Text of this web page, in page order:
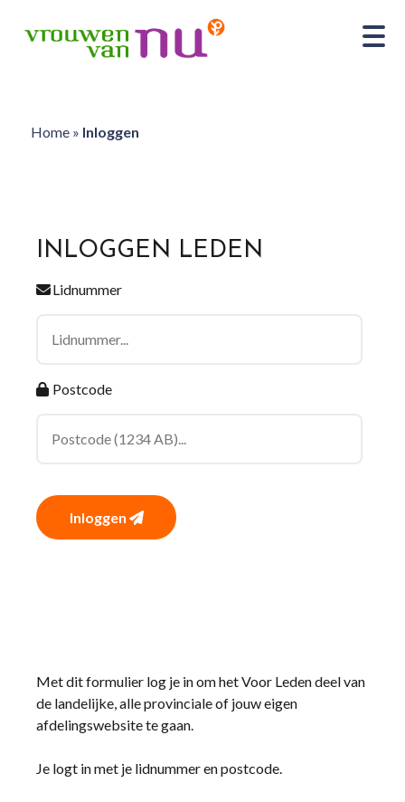
Home» Inloggen
INLOGGEN LEDEN
Lidnummer
Postcode
Inloggen
Met dit formulier log je in om het Voor Leden deel van
de landelijke, alle provinciale of jouw eigen
afdelingswebsite te gaan.
Je logt in met je lidnummer en postcode.